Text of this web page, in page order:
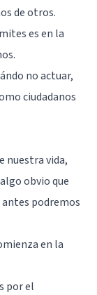
de otros.
es en la
no actuar,
ciudadanos
nuestra vida,
obvio que
podremos
en la
por el